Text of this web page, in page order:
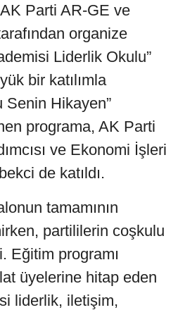
Parti AR-GE ve
organize
Liderlik Okulu”
bir katılımla
Senin Hikayen”
programa, AK Parti
ve Ekonomi İşleri
de katıldı.
tamamının
partililerin coşkulu
Eğitim programı
üyelerine hitap eden
liderlik, iletişim,